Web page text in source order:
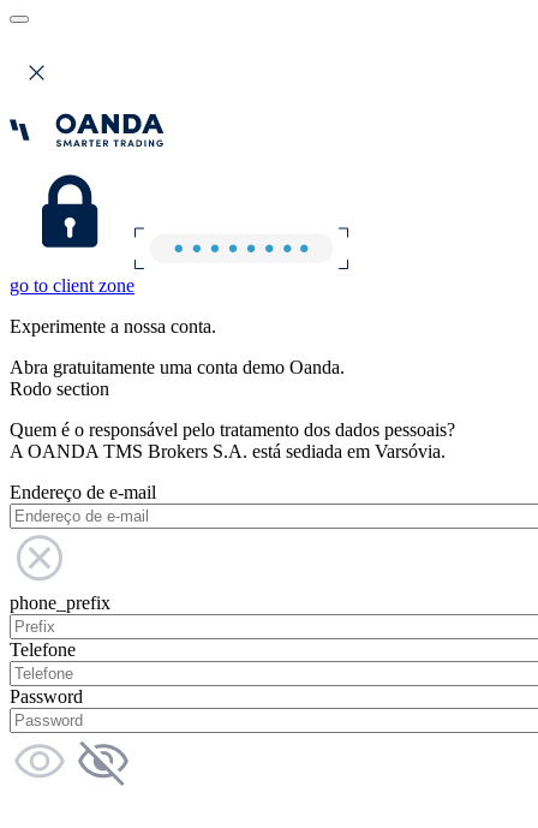
go to client zone
Experimente a nossa conta.
Abra gratuitamente uma conta demo Oanda.
Rodo section
Quem é o responsável pelo tratamento dos dados pessoais?
A OANDA TMS Brokers S.A. está sediada em Varsóvia.
Endereço de e-mail
phone_prefix
Telefone
Password